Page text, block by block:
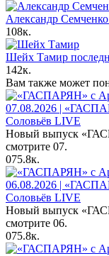
Александр
108к.
Шейх Тамир
142к.
Вам также может
07.08.2026 |
Соловьёв LIVE
Новый выпуск
смотрите 07.
075.8к.
06.08.2026 |
Соловьёв LIVE
Новый выпуск
смотрите 06.
075.8к.